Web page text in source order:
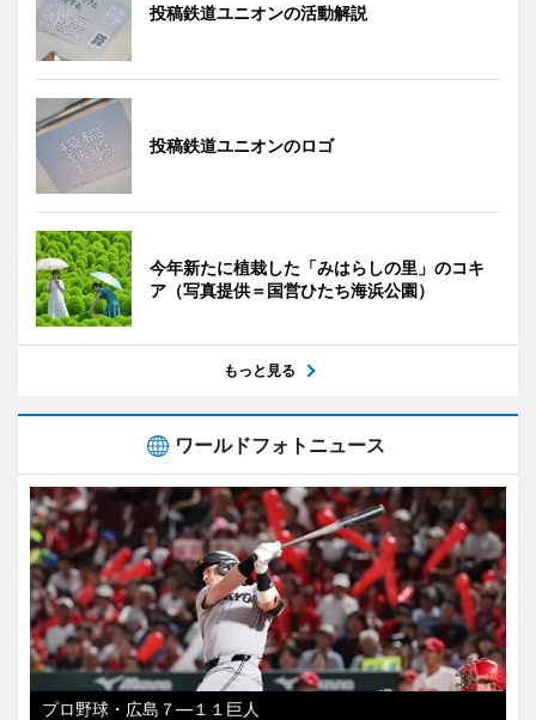
投稿鉄道ユニオンの活動解説
投稿鉄道ユニオンのロゴ
今年新たに植栽した「みはらしの里」のコキ
ア（写真提供＝国営ひたち海浜公園）
もっと見る
ワールドフォトニュース
プロ野球・広島７―１１巨人